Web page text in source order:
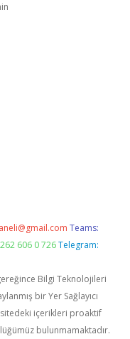
Teams:
606 0 726 Telegram:
Bilgi Teknolojileri
bir Yer Sağlayıcı
içerikleri proaktif
bulunmamaktadır.